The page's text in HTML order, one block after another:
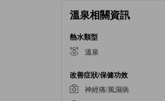
溫泉相關資訊
熱水類型
溫泉
改善症狀/保健功效
神經痛/風濕病